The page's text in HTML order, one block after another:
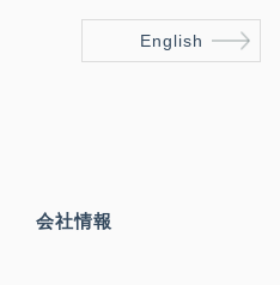
会社情報
English